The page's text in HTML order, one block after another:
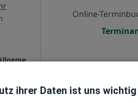
Praxis Dr.med. Thomas Steger Facharzt für Allgemeinmedizin
Online-
ihrer Daten ist uns wichtig